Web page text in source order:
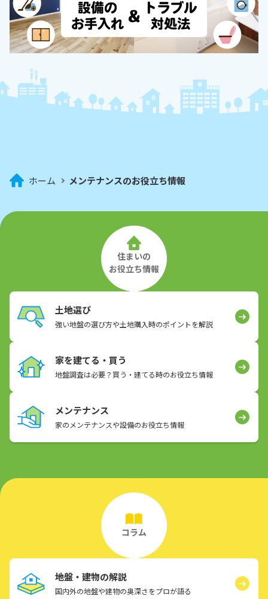
ホーム メンテナンスのお役立ち情報
住まいの
お役立ち情報
土地選び
強い地盤の選び方や土地購入時のポイントを解説
家を建てる・買う
地盤調査は必要？買う・建てる時のお役立ち情報
メンテナンス
家のメンテナンスや設備のお役立ち情報
コラム
地盤・建物の解説
国内外の地盤や建物の奥深さをプロが語る